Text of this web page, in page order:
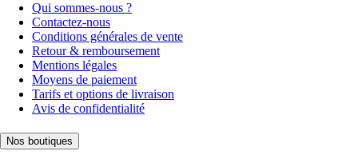
Qui sommes-nous ?
Contactez-nous
Conditions générales de vente
Retour & remboursement
Mentions légales
Moyens de paiement
Tarifs et options de livraison
Avis de confidentialité
Nos boutiques